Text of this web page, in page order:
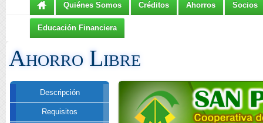
Quiénes Somos Créditos Ahorros Socios
Educación Financiera
Ahorro Libre
Descripción
Requisitos